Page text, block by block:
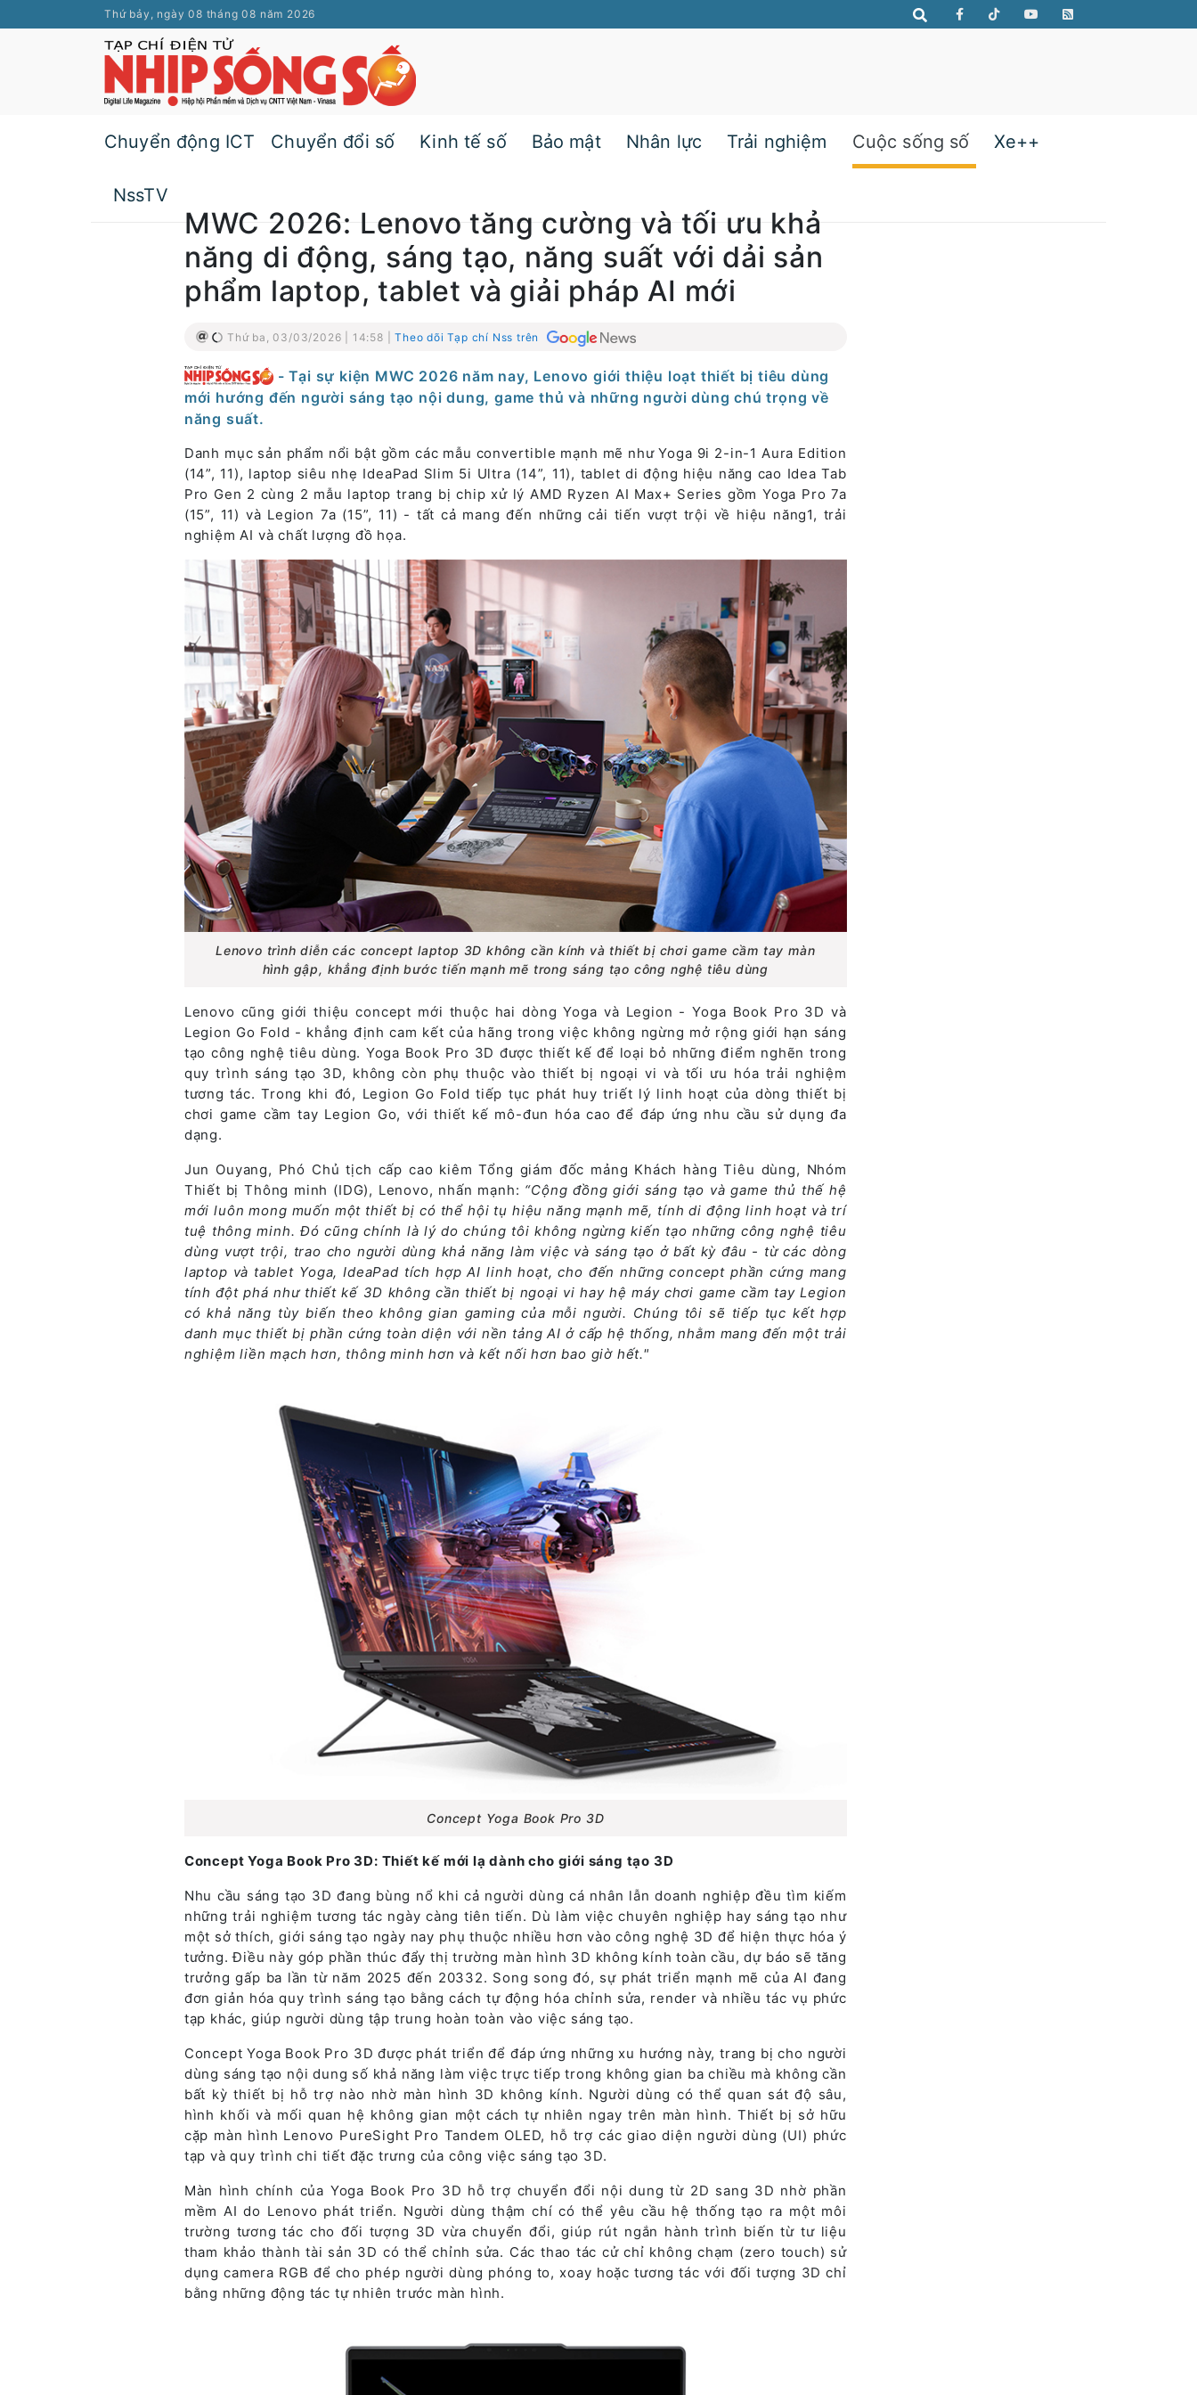
Thứ bảy, ngày 08 tháng 08 năm 2026
Chuyển động ICT Chuyển đổi số Kinh tế số Bảo mật Nhân lực Trải nghiệm Cuộc sống số Xe++
NssTV
MWC 2026: Lenovo tăng cường và tối ưu khả
năng di động, sáng tạo, năng suất với dải sản
phẩm laptop, tablet và giải pháp AI mới
Thứ ba, 03/03/2026 | 14:58 |Theo dõi Tạp chí Nss trên
- Tại sự kiện MWC 2026 năm nay, Lenovo giới thiệu loạt thiết bị tiêu dùng
mới hướng đến người sáng tạo nội dung, game thủ và những người dùng chú trọng về
năng suất.
Danh mục sản phẩm nổi bật gồm các mẫu convertible mạnh mẽ như Yoga 9i 2-in-1 Aura Edition
(14”, 11), laptop siêu nhẹ IdeaPad Slim 5i Ultra (14”, 11), tablet di động hiệu năng cao Idea Tab
Pro Gen 2 cùng 2 mẫu laptop trang bị chip xử lý AMD Ryzen AI Max+ Series gồm Yoga Pro 7a
(15”, 11) và Legion 7a (15”, 11) - tất cả mang đến những cải tiến vượt trội về hiệu năng1, trải
nghiệm AI và chất lượng đồ họa.
Lenovo trình diễn các concept laptop 3D không cần kính và thiết bị chơi game cầm tay màn
hình gập, khẳng định bước tiến mạnh mẽ trong sáng tạo công nghệ tiêu dùng
Lenovo cũng giới thiệu concept mới thuộc hai dòng Yoga và Legion - Yoga Book Pro 3D và
Legion Go Fold - khẳng định cam kết của hãng trong việc không ngừng mở rộng giới hạn sáng
tạo công nghệ tiêu dùng. Yoga Book Pro 3D được thiết kế để loại bỏ những điểm nghẽn trong
quy trình sáng tạo 3D, không còn phụ thuộc vào thiết bị ngoại vi và tối ưu hóa trải nghiệm
tương tác. Trong khi đó, Legion Go Fold tiếp tục phát huy triết lý linh hoạt của dòng thiết bị
chơi game cầm tay Legion Go, với thiết kế mô-đun hóa cao để đáp ứng nhu cầu sử dụng đa
dạng.
Jun Ouyang, Phó Chủ tịch cấp cao kiêm Tổng giám đốc mảng Khách hàng Tiêu dùng, Nhóm
Thiết bị Thông minh (IDG), Lenovo, nhấn mạnh: “Cộng đồng giới sáng tạo và game thủ thế hệ
mới luôn mong muốn một thiết bị có thể hội tụ hiệu năng mạnh mẽ, tính di động linh hoạt và trí
tuệ thông minh. Đó cũng chính là lý do chúng tôi không ngừng kiến tạo những công nghệ tiêu
dùng vượt trội, trao cho người dùng khả năng làm việc và sáng tạo ở bất kỳ đâu - từ các dòng
laptop và tablet Yoga, IdeaPad tích hợp AI linh hoạt, cho đến những concept phần cứng mang
tính đột phá như thiết kế 3D không cần thiết bị ngoại vi hay hệ máy chơi game cầm tay Legion
có khả năng tùy biến theo không gian gaming của mỗi người. Chúng tôi sẽ tiếp tục kết hợp
danh mục thiết bị phần cứng toàn diện với nền tảng AI ở cấp hệ thống, nhằm mang đến một trải
nghiệm liền mạch hơn, thông minh hơn và kết nối hơn bao giờ hết."
Concept Yoga Book Pro 3D
Concept Yoga Book Pro 3D: Thiết kế mới lạ dành cho giới sáng tạo 3D
Nhu cầu sáng tạo 3D đang bùng nổ khi cả người dùng cá nhân lẫn doanh nghiệp đều tìm kiếm
những trải nghiệm tương tác ngày càng tiên tiến. Dù làm việc chuyên nghiệp hay sáng tạo như
một sở thích, giới sáng tạo ngày nay phụ thuộc nhiều hơn vào công nghệ 3D để hiện thực hóa ý
tưởng. Điều này góp phần thúc đẩy thị trường màn hình 3D không kính toàn cầu, dự báo sẽ tăng
trưởng gấp ba lần từ năm 2025 đến 20332. Song song đó, sự phát triển mạnh mẽ của AI đang
đơn giản hóa quy trình sáng tạo bằng cách tự động hóa chỉnh sửa, render và nhiều tác vụ phức
tạp khác, giúp người dùng tập trung hoàn toàn vào việc sáng tạo.
Concept Yoga Book Pro 3D được phát triển để đáp ứng những xu hướng này, trang bị cho người
dùng sáng tạo nội dung số khả năng làm việc trực tiếp trong không gian ba chiều mà không cần
bất kỳ thiết bị hỗ trợ nào nhờ màn hình 3D không kính. Người dùng có thể quan sát độ sâu,
hình khối và mối quan hệ không gian một cách tự nhiên ngay trên màn hình. Thiết bị sở hữu
cặp màn hình Lenovo PureSight Pro Tandem OLED, hỗ trợ các giao diện người dùng (UI) phức
tạp và quy trình chi tiết đặc trưng của công việc sáng tạo 3D.
Màn hình chính của Yoga Book Pro 3D hỗ trợ chuyển đổi nội dung từ 2D sang 3D nhờ phần
mềm AI do Lenovo phát triển. Người dùng thậm chí có thể yêu cầu hệ thống tạo ra một môi
trường tương tác cho đối tượng 3D vừa chuyển đổi, giúp rút ngắn hành trình biến từ tư liệu
tham khảo thành tài sản 3D có thể chỉnh sửa. Các thao tác cử chỉ không chạm (zero touch) sử
dụng camera RGB để cho phép người dùng phóng to, xoay hoặc tương tác với đối tượng 3D chỉ
bằng những động tác tự nhiên trước màn hình.